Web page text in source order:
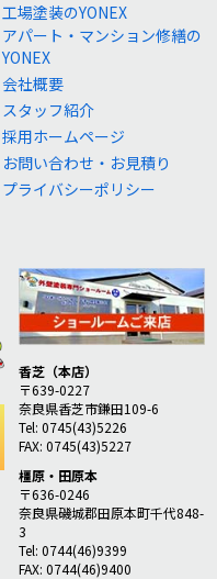
工場塗装のYONEX
アパート・マンション修繕の
YONEX
会社概要
スタッフ紹介
採用ホームページ
お問い合わせ・お見積り
プライバシーポリシー
香芝（本店）
〒639-0227
奈良県香芝市鎌田109-6
Tel: 0745(43)5226
FAX: 0745(43)5227
橿原・田原本
〒636-0246
奈良県磯城郡田原本町千代848-
3
Tel: 0744(46)9399
FAX: 0744(46)9400